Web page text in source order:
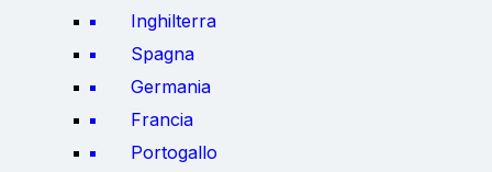
Inghilterra
Spagna
Germania
Francia
Portogallo